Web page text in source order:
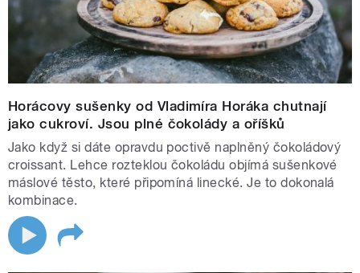
Horácovy sušenky od Vladimíra Horáka chutnají
jako cukroví. Jsou plné čokolády a oříšků
Jako když si dáte opravdu poctivě naplněný čokoládový
croissant. Lehce rozteklou čokoládu objímá sušenkové
máslové těsto, které připomíná linecké. Je to dokonalá
kombinace.